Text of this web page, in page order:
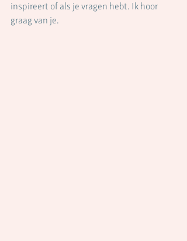
inspireert of als je vragen hebt. Ik hoor
graag van je.